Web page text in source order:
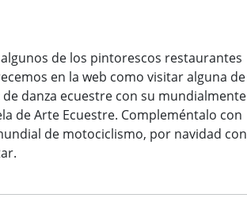
de los pintorescos restaurantes
en la web como visitar alguna de
danza ecuestre con su mundialmente
de Arte Ecuestre. Compleméntalo con
de motociclismo, por navidad con